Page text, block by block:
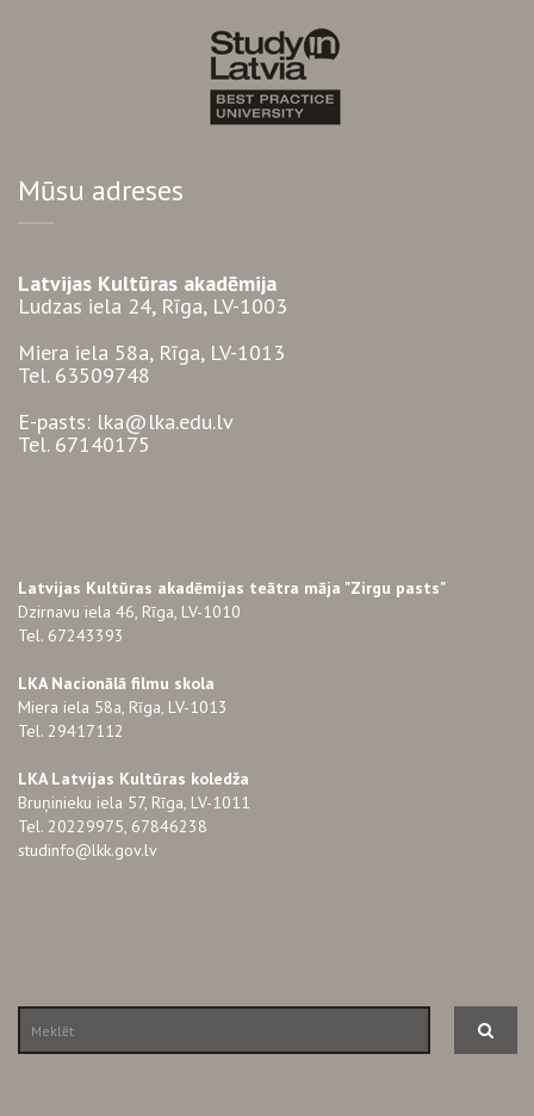
Mūsu adreses
Latvijas Kultūras akadēmija
Ludzas iela 24, Rīga, LV-1003
Miera iela 58a, Rīga, LV-1013
Tel. 63509748
E-pasts: lka@lka.edu.lv
Tel. 67140175
Latvijas Kultūras akadēmijas teātra māja "Zirgu pasts"
Dzirnavu iela 46, Rīga, LV-1010
Tel. 67243393
LKA Nacionālā filmu skola
Miera iela 58a, Rīga, LV-1013
Tel. 29417112
LKA Latvijas Kultūras koledža
Bruņinieku iela 57, Rīga, LV-1011
Tel. 20229975, 67846238
studinfo@lkk.gov.lv